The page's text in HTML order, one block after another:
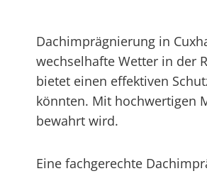
Dachimprägnierung in
wechselhafte Wetter in der
bietet einen effektiven
könnten. Mit hochwertigen
bewahrt wird.
Eine fachgerechte